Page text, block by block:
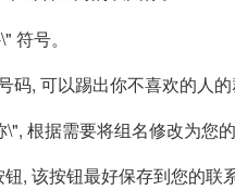
符号。
, 可以踢出你不喜欢的人的
根据需要将组名修改为您的
, 该按钮最好保存到您的联